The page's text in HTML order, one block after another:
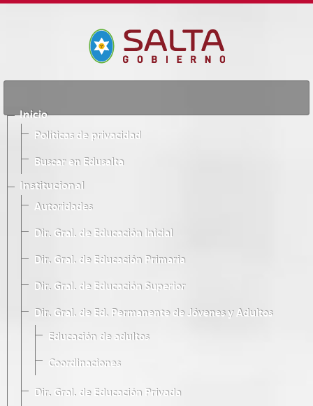
Inicio
Políticas de privacidad
Buscar en Edusalta
Institucional
Autoridades
Dir. Gral. de Educación Inicial
Dir. Gral. de Educación Primaria
Dir. Gral. de Educación Superior
Dir. Gral. de Ed. Permanente de Jóvenes y Adultos
Educación de adultos
Coordinaciones
Dir. Gral. de Educación Privada